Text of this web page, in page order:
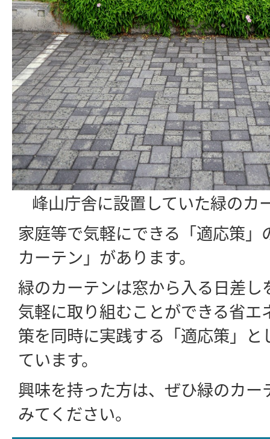
峰山庁舎に設置していた緑のカ
家庭等で気軽にできる「適応策」
カーテン」があります。
緑のカーテンは窓から入る日差
気軽に取り組むことができる省エ
策を同時に実践する「適応策」と
ています。
興味を持った方は、ぜひ緑のカー
みてください。